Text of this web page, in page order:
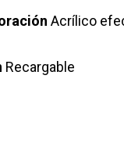
Acrílico
Recargable